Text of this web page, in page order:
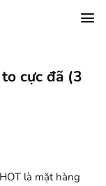
cực đã (3
là mặt hàng